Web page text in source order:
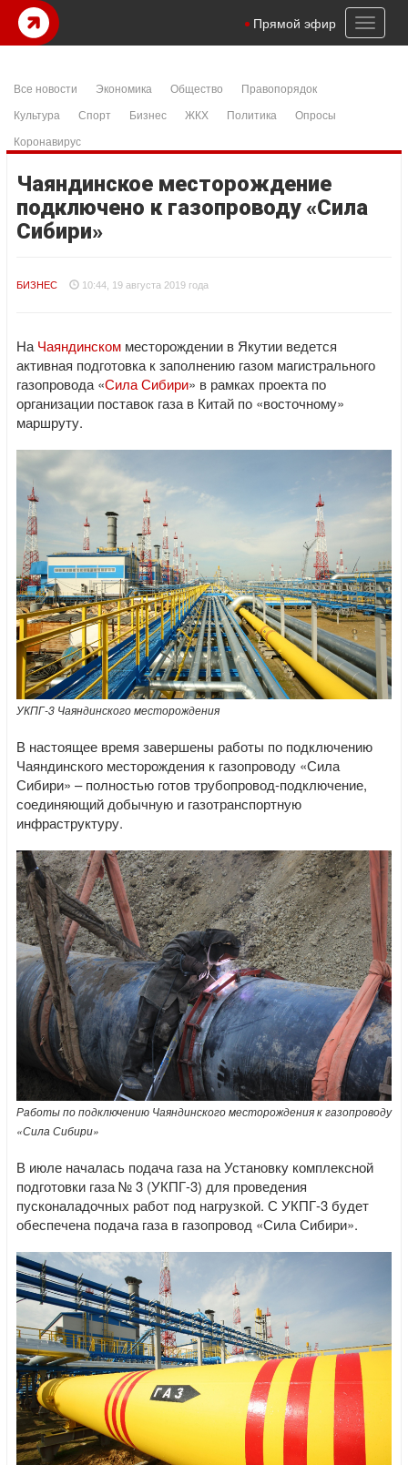
Toggle
Прямой эфир
Все новости Экономика Общество
Правопорядок
Культура
Спорт Бизнес ЖКХ Политика
Опросы
Коронавирус
Чаяндинское месторождение
подключено к газопроводу «Сила
Сибири»
БИЗНЕС 10:44, 19 августа 2019 года
На Чаяндинском месторождении в Якутии ведется
активная подготовка к заполнению газом магистрального
газопровода «Сила Сибири» в рамках проекта по
организации поставок газа в Китай по «восточному»
маршруту.
УКПГ-3 Чаяндинского месторождения
В настоящее время завершены работы по подключению
Чаяндинского месторождения к газопроводу «Сила
Сибири» – полностью готов трубопровод-подключение,
соединяющий добычную и газотранспортную
инфраструктуру.
Работы по подключению Чаяндинского месторождения к газопроводу
«Сила Сибири»
В июле началась подача газа на Установку комплексной
подготовки газа № 3 (УКПГ-3) для проведения
пусконаладочных работ под нагрузкой. С УКПГ-3 будет
обеспечена подача газа в газопровод «Сила Сибири».